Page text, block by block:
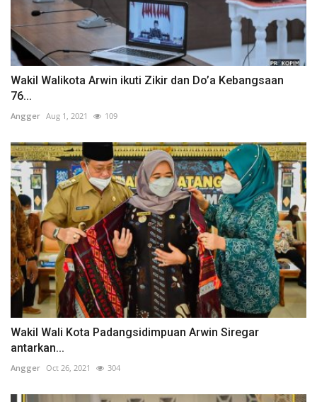
Wakil Walikota Arwin ikuti Zikir dan Do’a Kebangsaan
76...
Angger Aug 1, 2021 109
Wakil Wali Kota Padangsidimpuan Arwin Siregar
antarkan...
Angger Oct 26, 2021 304